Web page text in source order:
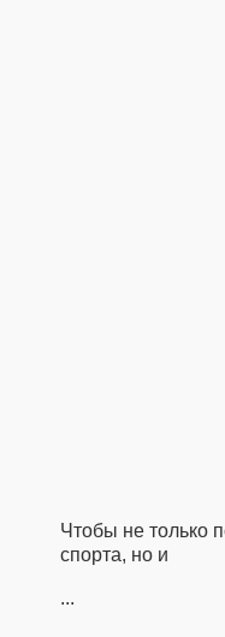
Чтобы не только
спорта, но и
...